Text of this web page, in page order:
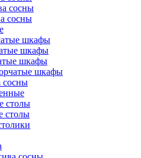
сосны
сосны
шкафы
шкафы
шкафы
шкафы
сосны
столы
столы